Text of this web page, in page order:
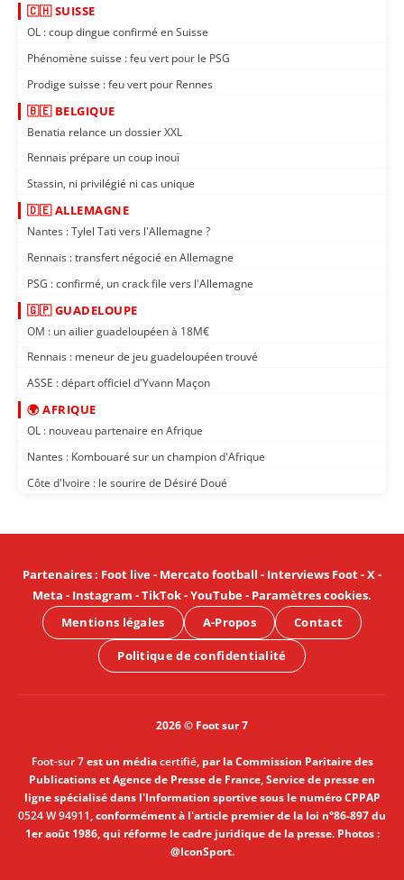
🇨🇭 SUISSE
OL : coup dingue confirmé en Suisse
Phénomène suisse : feu vert pour le PSG
Prodige suisse : feu vert pour Rennes
🇧🇪 BELGIQUE
Benatia relance un dossier XXL
Rennais prépare un coup inouï
Stassin, ni privilégié ni cas unique
🇩🇪 ALLEMAGNE
Nantes : Tylel Tati vers l'Allemagne ?
Rennais : transfert négocié en Allemagne
PSG : confirmé, un crack file vers l'Allemagne
🇬🇵 GUADELOUPE
OM : un ailier guadeloupéen à 18M€
Rennais : meneur de jeu guadeloupéen trouvé
ASSE : départ officiel d'Yvann Maçon
🌍 AFRIQUE
OL : nouveau partenaire en Afrique
Nantes : Kombouaré sur un champion d'Afrique
Côte d'Ivoire : le sourire de Désiré Doué
Partenaires: Foot live- Mercato football - Interviews Foot-X-
Meta - Instagram -TikTok-YouTube- Paramètres cookies.
Mentions légales
A-Propos Contact
Politique de confidentialité
2026 © Foot sur 7
Foot-sur 7est un médiacertifié, par la Commission Paritaire des
Publications et Agence de Presse de France, Service de presse en
ligne spécialisé dans l'Information sportive sous le numéro CPPAP
0524 W 94911, conformément à l'article premier de la loi n°86-897 du
1er août 1986, qui réforme le cadre juridique de la presse. Photos :
@IconSport.